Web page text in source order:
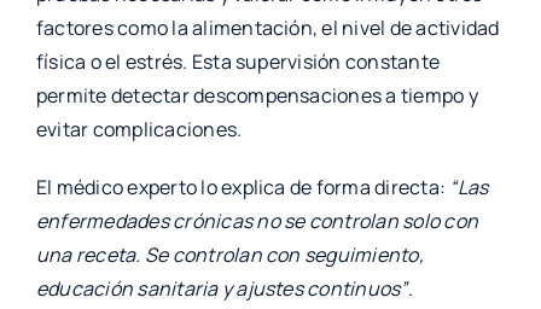
factores como la alimentación, el nivel de actividad
física o el estrés. Esta supervisión constante
permite detectar descompensaciones a tiempo y
evitar complicaciones.
El médico experto lo explica de forma directa: “Las
enfermedades crónicas no se controlan solo con
una receta. Se controlan con seguimiento,
educación sanitaria y ajustes continuos”.